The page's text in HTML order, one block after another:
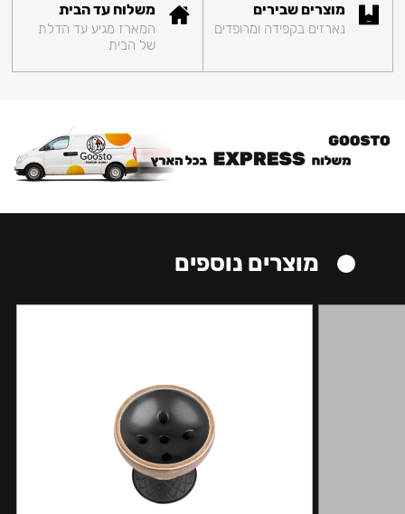
מוצרים שבירים
נארזים בקפידה ומרופדים
משלוח עד הבית
המארז מגיע עד הדלת
של הבית
מוצרים נוספים